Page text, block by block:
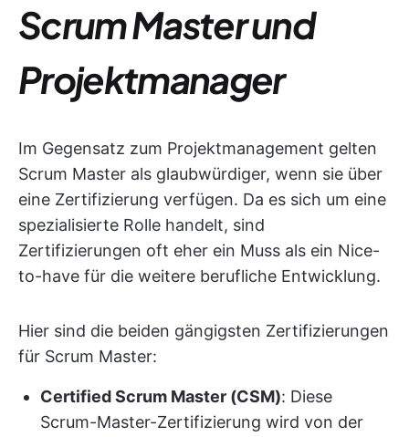
Scrum Master und
Projektmanager
Im Gegensatz zum Projektmanagement gelten
Scrum Master als glaubwürdiger, wenn sie über
eine Zertifizierung verfügen. Da es sich um eine
spezialisierte Rolle handelt, sind
Zertifizierungen oft eher ein Muss als ein Nice-
to-have für die weitere berufliche Entwicklung.
Hier sind die beiden gängigsten Zertifizierungen
für Scrum Master:
Certified Scrum Master (CSM): Diese
Scrum-Master-Zertifizierung wird von der